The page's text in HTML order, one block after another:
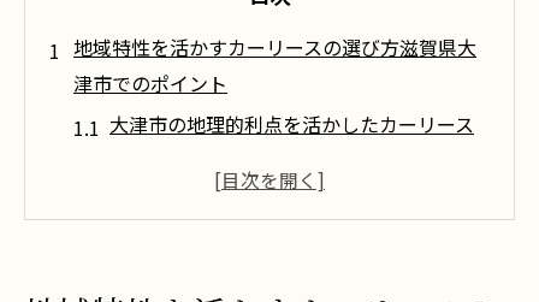
地域特性を活かすカーリースの選び方滋賀県大
津市でのポイント
大津市の地理的利点を活かしたカーリース
地域特性に基づく燃費効率の高い車種を選